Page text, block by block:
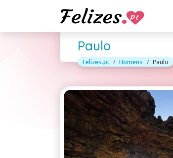
Paulo
Felizes.pt Homens Paulo